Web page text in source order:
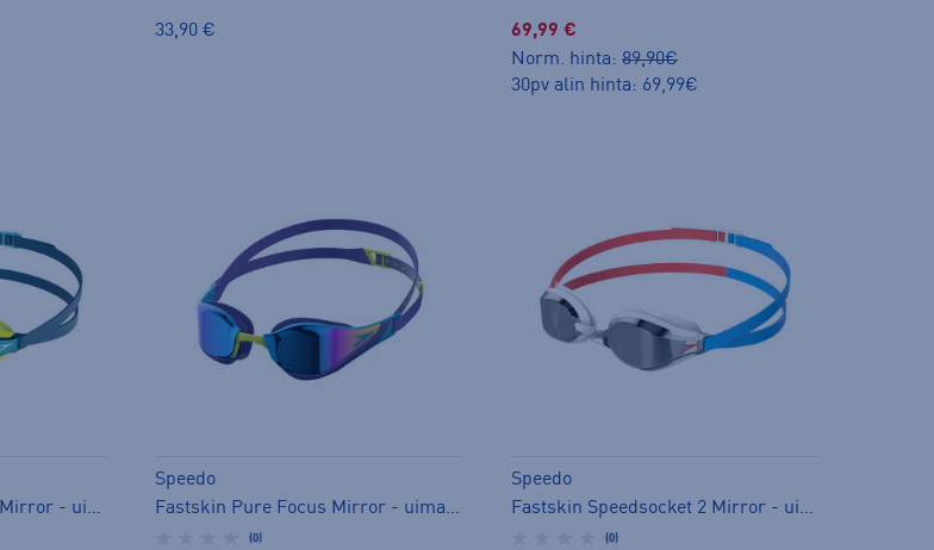
33,90 €
69,99 €
Norm. hinta: 89,90€
30pv alin hinta: 69,99€
Fastskin Speedsocket 2 Mirror - uimalasit
Speedo
Fastskin Pure Focus Mirror - uimalasit
(0)
Speedo
Fastskin Speedsocket 2 Mirror - uimalasit
(0)